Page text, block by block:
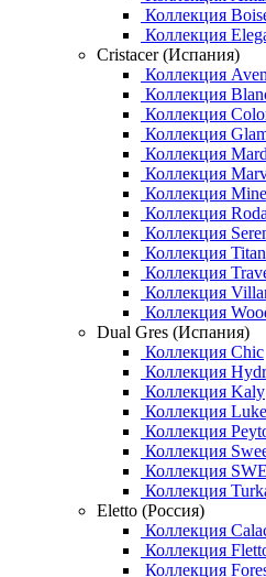
Коллекция
Коллекция
Cristacer (Испания)
Коллекция
Коллекция
Коллекция
Коллекция
Коллекция
Коллекция
Коллекция
Коллекция
Коллекция
Коллекция
Коллекция
Коллекция
Коллекция
Dual Gres (Испания)
Коллекция Chic
Коллекция
Коллекция Kaly
Коллекция
Коллекция
Коллекция
Коллекция
Коллекция
Eletto (Россия)
Коллекция
Коллекция
Коллекция